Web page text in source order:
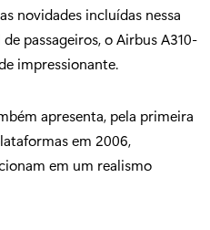
novidades incluídas nessa
passageiros, o Airbus A310-
impressionante.
apresenta, pela primeira
em 2006,
em um realismo